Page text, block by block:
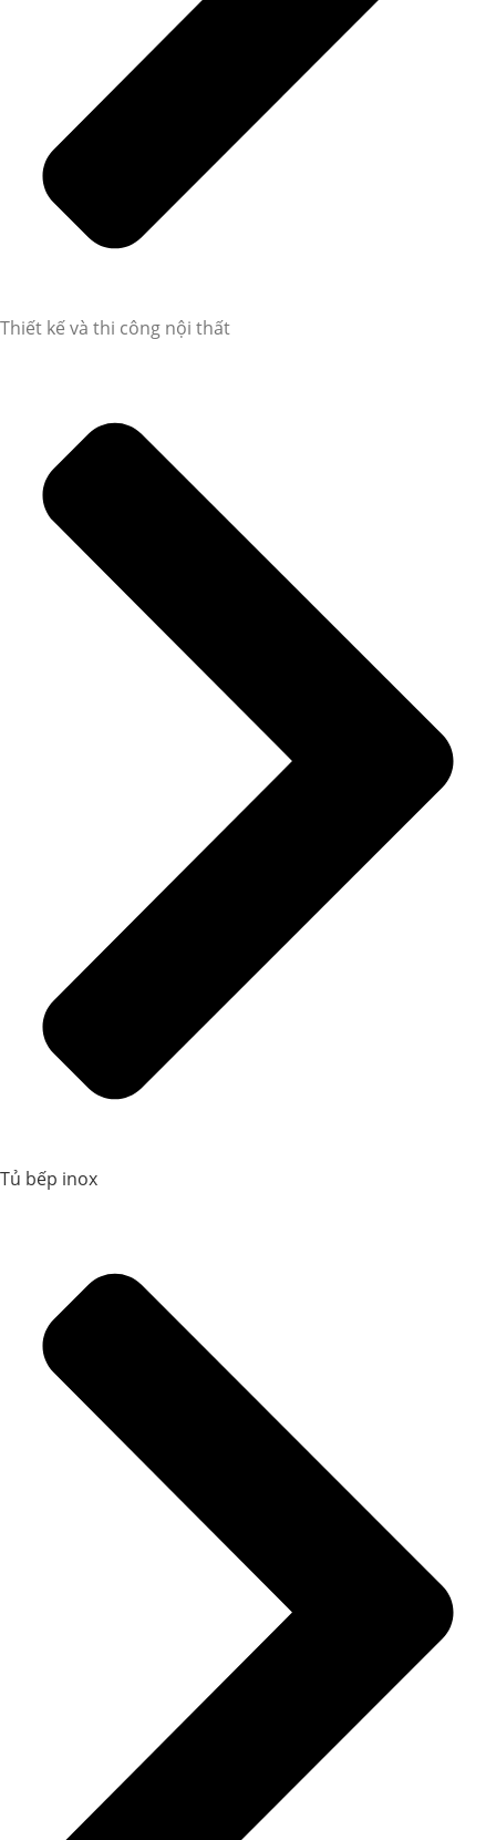
Thiết kế và thi công nội thất
Tủ bếp inox